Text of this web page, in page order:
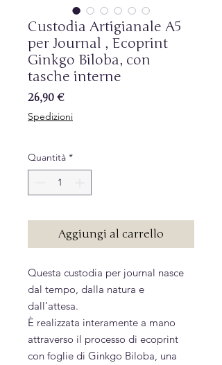
Custodia Artigianale A5
per Journal , Ecoprint
Ginkgo Biloba, con
tasche interne
26,90 €Prezzo
Spedizioni
Quantità *
Aggiungi al carrello
Questa custodia per journal nasce
dal tempo, dalla natura e
dall’attesa.
È realizzata interamente a mano
attraverso il processo di ecoprint
con foglie di Ginkgo Biloba, una